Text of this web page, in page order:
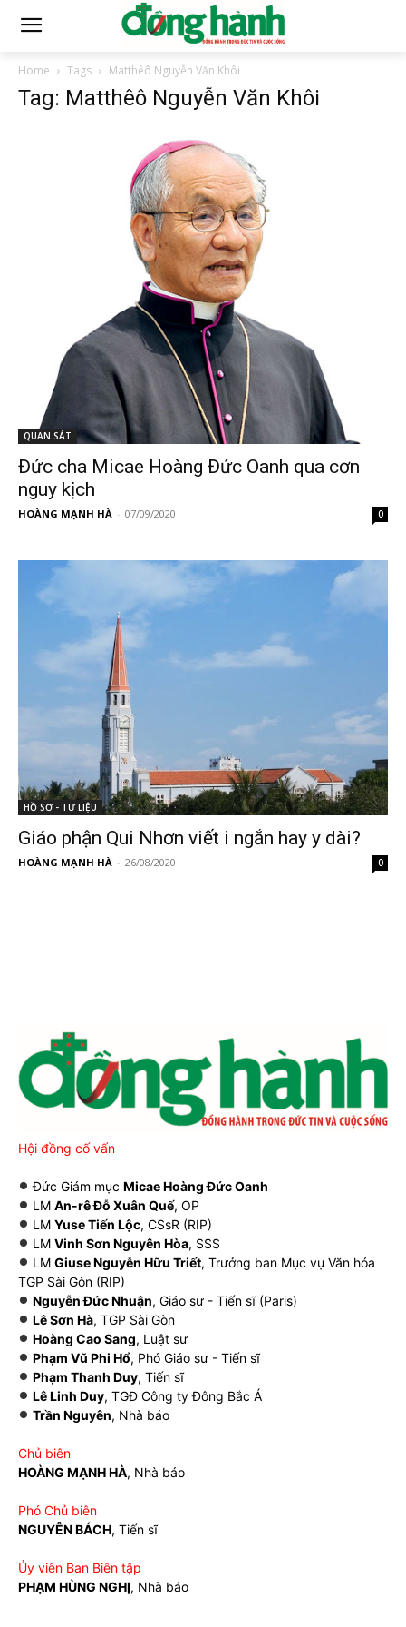
Home Tags Matthêô Nguyễn Văn Khôi
Tag: Matthêô Nguyễn Văn Khôi
QUAN SÁT
Đức cha Micae Hoàng Đức Oanh qua cơn
nguy kịch
HOÀNG MẠNH HÀ - 07/09/2020 0
HỒ SƠ - TƯ LIỆU
Giáo phận Qui Nhơn viết i ngắn hay y dài?
HOÀNG MẠNH HÀ - 26/08/2020 0
Hội đồng cố vấn
Đức Giám mục Micae Hoàng Đức Oanh
LM An-rê Đỗ Xuân Quế, OP
LM Yuse Tiến Lộc, CSsR (RIP)
LM Vinh Sơn Nguyên Hòa, SSS
LM Giuse Nguyễn Hữu Triết, Trưởng ban Mục vụ Văn hóa
TGP Sài Gòn (RIP)
Nguyễn Đức Nhuận, Giáo sư - Tiến sĩ (Paris)
Lê Sơn Hà, TGP Sài Gòn
Hoàng Cao Sang, Luật sư
Phạm Vũ Phi Hổ, Phó Giáo sư - Tiến sĩ
Phạm Thanh Duy, Tiến sĩ
Lê Linh Duy, TGĐ Công ty Đông Bắc Á
Trần Nguyên, Nhà báo
Chủ biên
HOÀNG MẠNH HÀ, Nhà báo
Phó Chủ biên
NGUYỄN BÁCH, Tiến sĩ
Ủy viên Ban Biên tập
PHẠM HÙNG NGHỊ, Nhà báo